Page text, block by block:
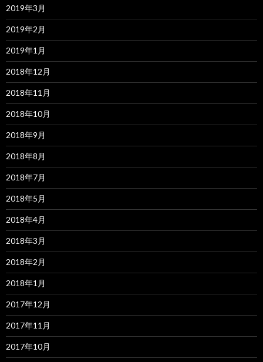
2019年3月
2019年2月
2019年1月
2018年12月
2018年11月
2018年10月
2018年9月
2018年8月
2018年7月
2018年5月
2018年4月
2018年3月
2018年2月
2018年1月
2017年12月
2017年11月
2017年10月